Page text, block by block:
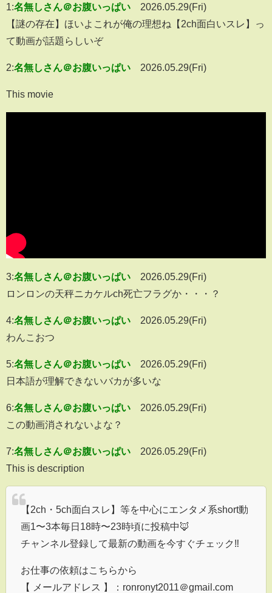
1:名無しさん＠お腹いっぱい
2026.05.29(Fri)
【謎の存在】ほいよこれが俺の理想ね【2ch面白いスレ】っ
て動画が話題らしいぞ
2:名無しさん＠お腹いっぱい 2026.05.29(Fri)
This movie
3:名無しさん＠お腹いっぱい
2026.05.29(Fri)
ロンロンの天秤ニカケルch死亡フラグか・・・？
4:名無しさん＠お腹いっぱい
2026.05.29(Fri)
わんこおつ
5:名無しさん＠お腹いっぱい
2026.05.29(Fri)
日本語が理解できないバカが多いな
6:名無しさん＠お腹いっぱい
2026.05.29(Fri)
この動画消されないよな？
7:名無しさん＠お腹いっぱい
2026.05.29(Fri)
This is description
【2ch・5ch面白スレ】等を中心にエンタメ系short動
画1〜3本毎日18時〜23時頃に投稿中🦊
チャンネル登録して最新の動画を今すぐチェック‼︎
お仕事の依頼はこちらから
【 メールアドレス 】：ronronyt2011＠gmail.com